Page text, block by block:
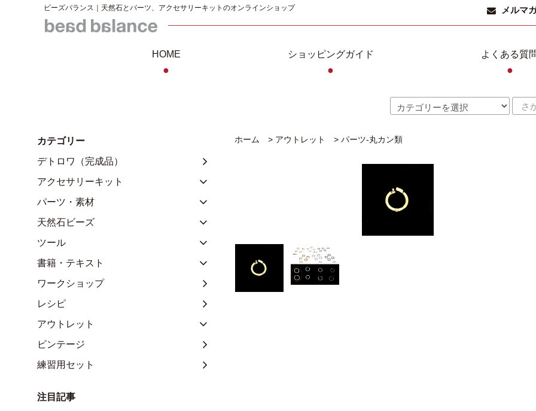
ビーズバランス｜天然石とパーツ、アクセサリーキットのオンラインショップ メルマ
HOME
●
ショッピングガイド
●
よくある質
●
ホーム > アウトレット > パーツ-丸カン類
カテゴリー
デトロワ（完成品）
アクセサリーキット
パーツ・素材
天然石ビーズ
ツール
書籍・テキスト
ワークショップ
レシピ
アウトレット
ビンテージ
練習用セット
注目記事